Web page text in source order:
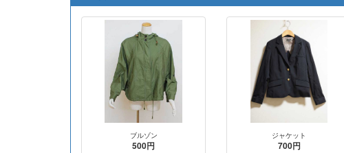
ブルゾン
500円
ジャケット
700円